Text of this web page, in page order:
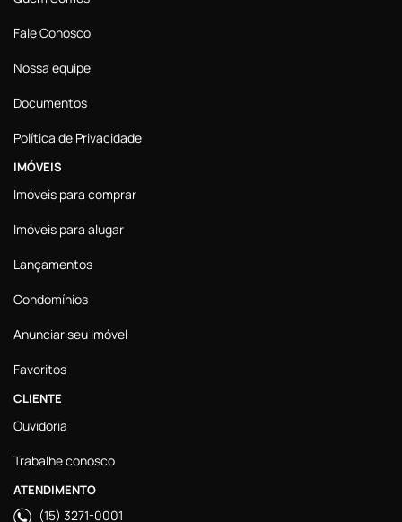
Fale Conosco
Nossa equipe
Documentos
Política de Privacidade
IMÓVEIS
Imóveis para comprar
Imóveis para alugar
Lançamentos
Condomínios
Anunciar seu imóvel
Favoritos
CLIENTE
Ouvidoria
Trabalhe conosco
ATENDIMENTO
(15) 3271-0001